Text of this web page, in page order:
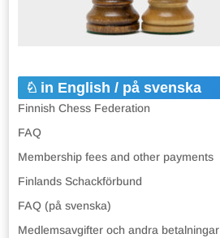
in English / på svenska
Finnish Chess Federation
FAQ
Membership fees and other payments
Finlands Schackförbund
FAQ (på svenska)
Medlemsavgifter och andra betalningar